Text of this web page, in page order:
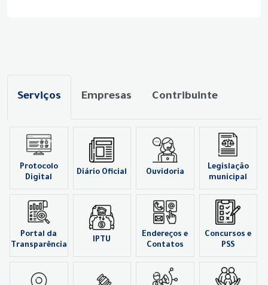
Serviços Empresas Contribuinte
Protocolo
Digital
Diário Oficial Ouvidoria
Legislação
municipal
Portal da
Transparência
IPTU
Endereços e
Contatos
Concursos e
PSS